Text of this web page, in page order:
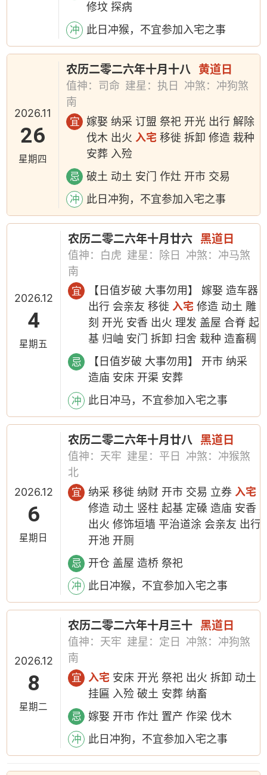
修坟 探病
冲 此日冲猴，不宜参加入宅之事
2026.11
26
星期四
农历二零二六年十月十八 黄道日
值神：司命 建星：执日
冲煞：冲狗煞
南
宜
嫁娶 纳采 订盟 祭祀 开光 出行 解除
伐木 出火 入宅 移徙 拆卸 修造 栽种
安葬 入殓
忌 破土 动土 安门 作灶 开市 交易
冲 此日冲狗，不宜参加入宅之事
2026.12
4
星期五
农历二零二六年十月廿六 黑道日
值神：白虎 建星：除日
冲煞：冲马煞
南
宜
【日值岁破 大事勿用】 嫁娶 造车器
出行 会亲友 移徙入宅 修造 动土 雕
刻 开光 安香 出火 理发 盖屋 合脊 起
基 归岫 安门 拆卸 扫舍 栽种 造畜稠
忌
【日值岁破 大事勿用】 开市 纳采
造庙 安床 开渠 安葬
冲 此日冲马，不宜参加入宅之事
2026.12
6
星期日
农历二零二六年十月廿八 黑道日
值神：天牢 建星：平日
冲煞：冲猴煞
北
宜 纳采 移徙 纳财 开市 交易 立券 入宅
修造 动土 竖柱 起基 定磉 造庙 安香
出火 修饰垣墙 平治道涂 会亲友 出行
开池 开厕
忌 开仓 盖屋 造桥 祭祀
冲 此日冲猴，不宜参加入宅之事
2026.12
8
星期二
农历二零二六年十月三十 黑道日
值神：天牢 建星：定日
冲煞：冲狗煞
南
宜 入宅 安床 开光 祭祀 出火 拆卸 动土
挂匾 入殓 破土 安葬 纳畜
忌 嫁娶 开市 作灶 置产 作梁 伐木
冲 此日冲狗，不宜参加入宅之事